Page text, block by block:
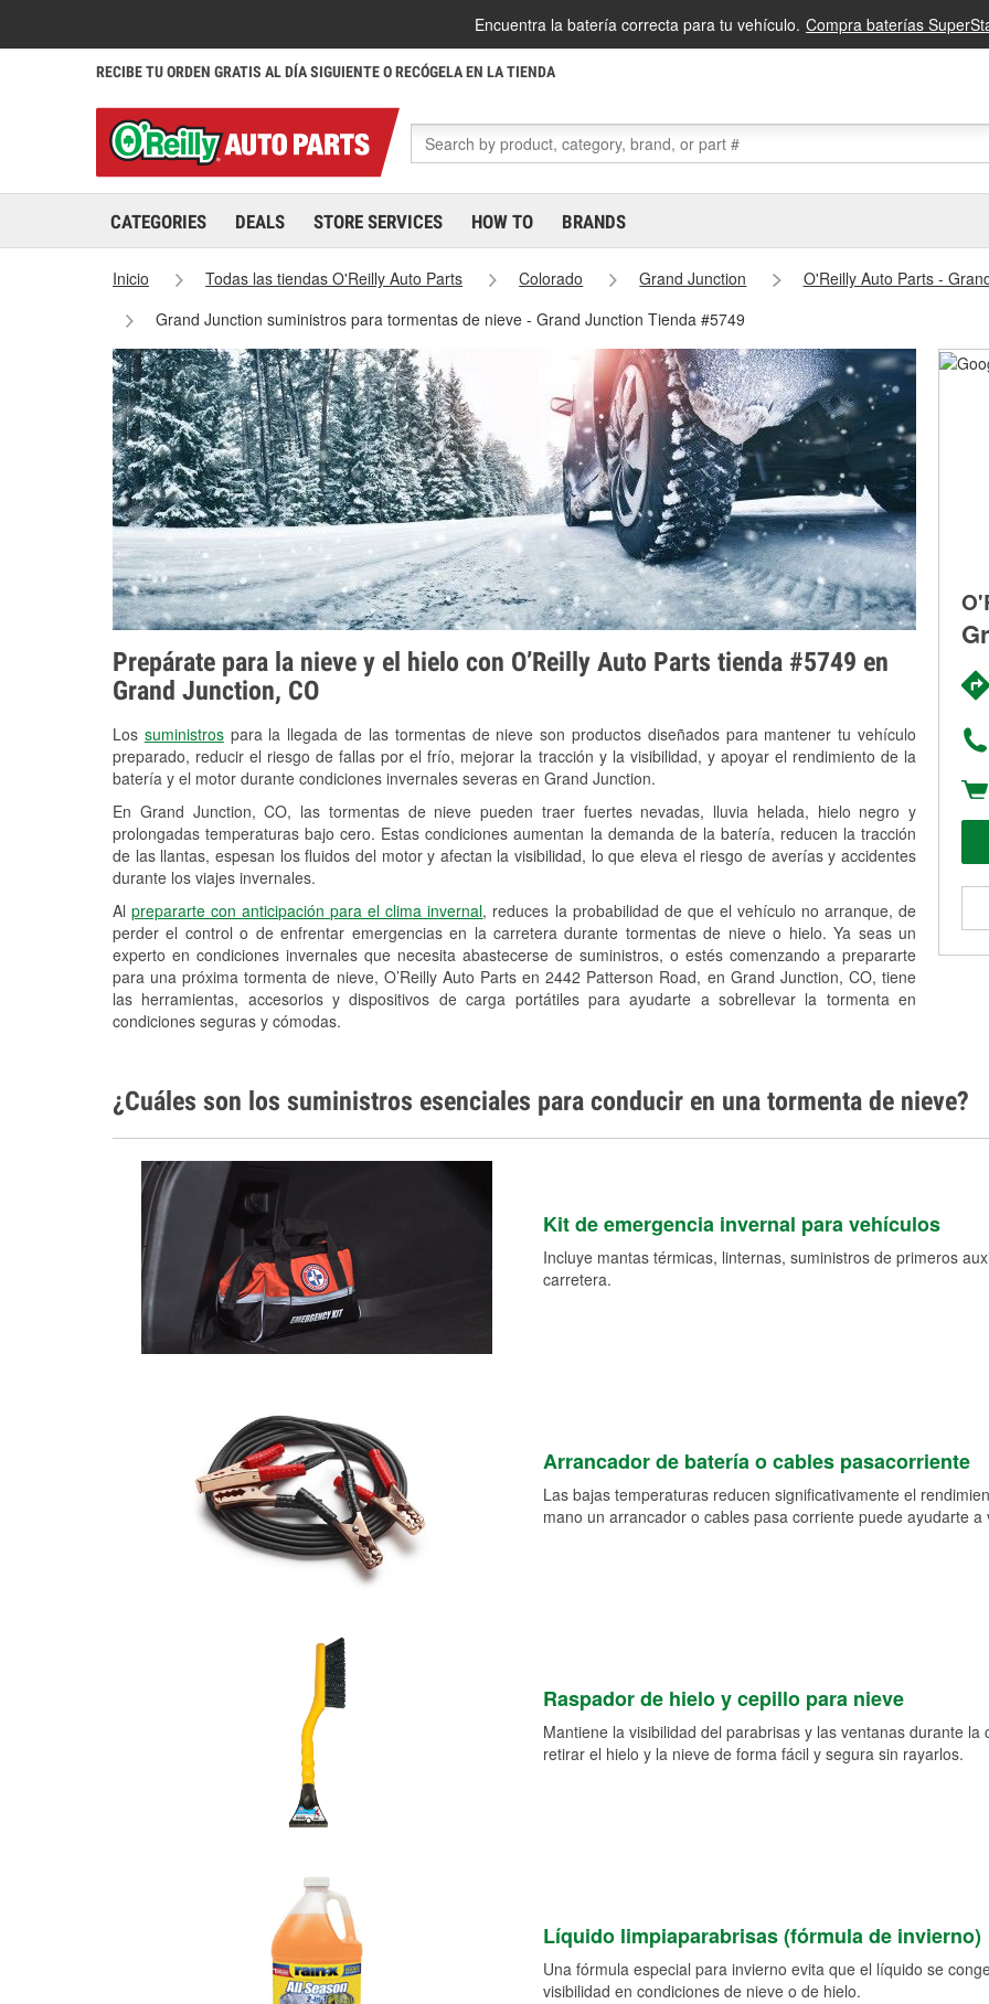
Encuentra la batería correcta para tu vehículo. Compra baterías
RECIBE TU ORDEN GRATIS AL DÍA SIGUIENTE O RECÓGELA EN LA TIENDA
CATEGORIES DEALS STORE SERVICES HOW TO BRANDS
Inicio Todas las tiendas O'Reilly Auto Parts Colorado Grand Junction
O'Reilly Auto Parts -
Grand Junction suministros para tormentas de nieve - Grand Junction Tienda #5749
Prepárate para la nieve y el hielo con O’Reilly Auto Parts tienda #5749 en
Grand Junction, CO
Los suministrospara la llegada de las tormentas de nieve son productos diseñados para mantener tu vehículo
preparado, reducir el riesgo de fallas por el frío, mejorar la tracción y la visibilidad, y apoyar el rendimiento de la
batería y el motor durante condiciones invernales severas en Grand Junction.
En Grand Junction, CO, las tormentas de nieve pueden traer fuertes nevadas, lluvia helada, hielo negro y
prolongadas temperaturas bajo cero. Estas condiciones aumentan la demanda de la batería, reducen la tracción
de las llantas, espesan los fluidos del motor y afectan la visibilidad, lo que eleva el riesgo de averías y accidentes
durante los viajes invernales.
Alprepararte con anticipación para el clima invernal, reduces la probabilidad de que el vehículo no arranque, de
perder el control o de enfrentar emergencias en la carretera durante tormentas de nieve o hielo. Ya seas un
experto en condiciones invernales que necesita abastecerse de suministros, o estés comenzando a prepararte
para una próxima tormenta de nieve, O’Reilly Auto Parts en 2442 Patterson Road, en Grand Junction, CO, tiene
las herramientas, accesorios y dispositivos de carga portátiles para ayudarte a sobrellevar la tormenta en
condiciones seguras y cómodas.
¿Cuáles son los suministros esenciales para conducir en una tormenta de nieve?
Kit de emergencia invernal para vehículos
Incluye mantas térmicas, linternas, suministros de primeros
carretera.
Arrancador de batería o cables pasacorriente
Las bajas temperaturas reducen significativamente el
mano un arrancador o cables pasa corriente puede ayudarte
Raspador de hielo y cepillo para nieve
Mantiene la visibilidad del parabrisas y las ventanas durante
retirar el hielo y la nieve de forma fácil y segura sin rayarlos.
Líquido limpiaparabrisas (fórmula de invierno)
Una fórmula especial para invierno evita que el líquido se
visibilidad en condiciones de nieve o de hielo.